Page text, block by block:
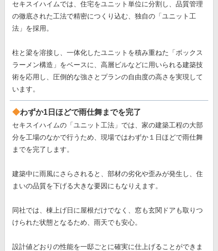
セキスイハイムでは、住宅をユニット単位に分割し、品質管理
の徹底された工法で精密につくり込む、独自の「ユニット工
法」を採用。
柱と梁を溶接し、一体化したユニットを積み重ねた「ボックス
ラーメン構造」をベースに、高層ビルなどに用いられる建築技
術を応用し、圧倒的な強さとプランの自由度の高さを実現して
います。
わずか1日ほどで雨仕舞までを完了
セキスイハイムの「ユニット工法」では、家の建築工程の大部
分を工場のなかで行うため、現場ではわずか１日ほどで雨仕舞
までを完了します。
建築中に雨風にさらされると、部材の劣化や歪みが発生し、住
まいの品質を下げる大きな要因にもなりえます。
同社では、棟上げ日に屋根だけでなく、窓も玄関ドアも取りつ
けられた状態となるため、雨天でも安心。
設計値どおりの性能を一邸ごとに確実に仕上げることができま